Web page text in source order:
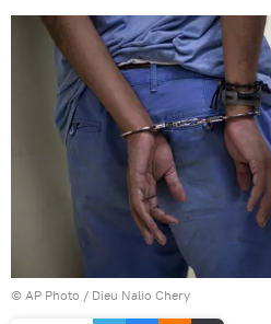
© AP Photo / Dieu Nalio Chery